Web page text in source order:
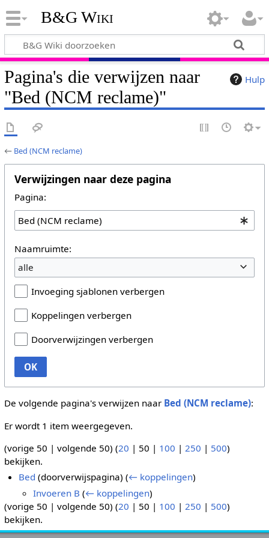
B&G Wiki
Hulp
Pagina's die verwijzen naar
"Bed (NCM reclame)"
← Bed (NCM reclame)
Verwijzingen naar deze pagina
Pagina:
Naamruimte:
alle
Invoeging sjablonen verbergen
Koppelingen verbergen
Doorverwijzingen verbergen
OK
De volgende pagina's verwijzen naar Bed (NCM reclame):
Er wordt 1 item weergegeven.
(vorige 50 | volgende 50) (20 | 50 | 100 | 250 | 500)
bekijken.
Bed (doorverwijspagina)(← koppelingen)
Invoeren B (← koppelingen)
(vorige 50 | volgende 50) (20 | 50 | 100 | 250 | 500)
bekijken.